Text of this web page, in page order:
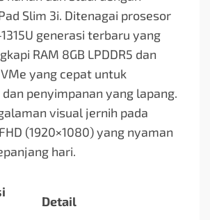
Slim 3i. Ditenagai prosesor
generasi terbaru yang
RAM 8GB LPDDR5 dan
yang cepat untuk
penyimpanan yang lapang.
visual jernih pada
(1920×1080) yang nyaman
hari.
Detail